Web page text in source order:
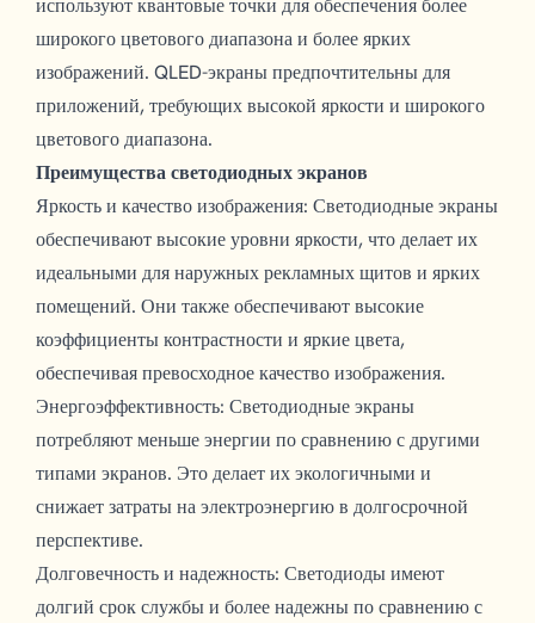
используют квантовые точки для обеспечения более
широкого цветового диапазона и более ярких
изображений. QLED-экраны предпочтительны для
приложений, требующих высокой яркости и широкого
цветового диапазона.
Преимущества светодиодных экранов
Яркость и качество изображения: Светодиодные экраны
обеспечивают высокие уровни яркости, что делает их
идеальными для наружных рекламных щитов и ярких
помещений. Они также обеспечивают высокие
коэффициенты контрастности и яркие цвета,
обеспечивая превосходное качество изображения.
Энергоэффективность: Светодиодные экраны
потребляют меньше энергии по сравнению с другими
типами экранов. Это делает их экологичными и
снижает затраты на электроэнергию в долгосрочной
перспективе.
Долговечность и надежность: Светодиоды имеют
долгий срок службы и более надежны по сравнению с